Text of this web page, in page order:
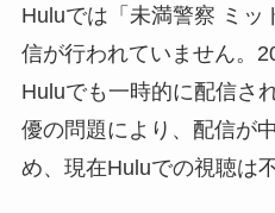
Huluでは「未満警察 ミッ
信が行われていません。
Huluでも一時的に配信さ
優の問題により、配信が
め、現在Huluでの視聴は